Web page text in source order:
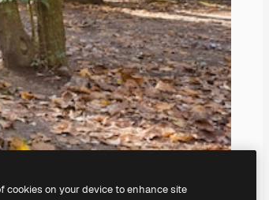
cookies on your device to enhance site